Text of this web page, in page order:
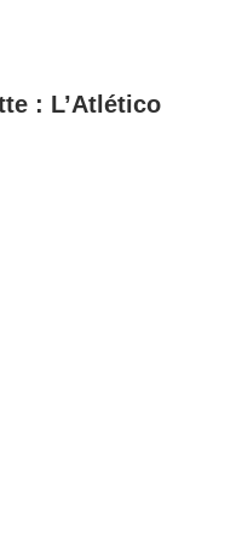
: L’Atlético